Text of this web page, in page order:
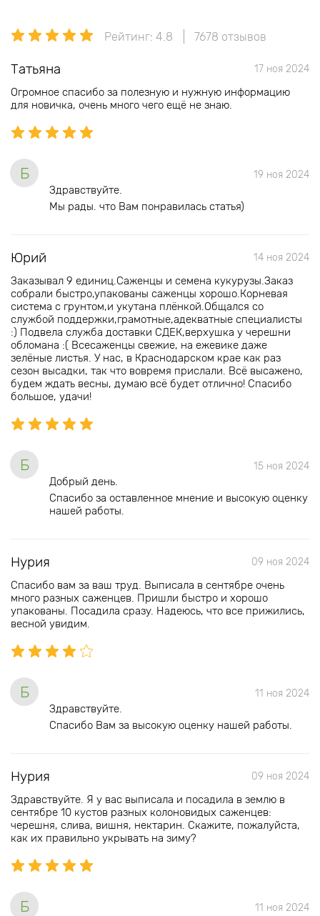
Рейтинг: 4.8 7678 отзывов
Татьяна 17 ноя 2024
Огромное спасибо за полезную и нужную информацию
для новичка, очень много чего ещё не знаю.
Б 19 ноя 2024
Здравствуйте.
Мы рады. что Вам понравилась статья)
Юрий 14 ноя 2024
Заказывал 9 единиц.Саженцы и семена кукурузы.Заказ
собрали быстро,упакованы саженцы хорошо.Корневая
система с грунтом,и укутана плёнкой.Общался со
службой поддержки,грамотные,адекватные специалисты
:) Подвела служба доставки СДЕК,верхушка у черешни
обломана :( Всесаженцы свежие, на ежевике даже
зелёные листья. У нас, в Краснодарском крае как раз
сезон высадки, так что вовремя прислали. Всё высажено,
будем ждать весны, думаю всё будет отлично! Спасибо
большое, удачи!
Б 15 ноя 2024
Добрый день.
Спасибо за оставленное мнение и высокую оценку
нашей работы.
Нурия 09 ноя 2024
Спасибо вам за ваш труд. Выписала в сентябре очень
много разных саженцев. Пришли быстро и хорошо
упакованы. Посадила сразу. Надеюсь, что все прижились,
весной увидим.
Б 11 ноя 2024
Здравствуйте.
Спасибо Вам за высокую оценку нашей работы.
Нурия 09 ноя 2024
Здравствуйте. Я у вас выписала и посадила в землю в
сентябре 10 кустов разных колоновидых саженцев:
черешня, слива, вишня, нектарин. Скажите, пожалуйста,
как их правильно укрывать на зиму?
Б 11 ноя 2024